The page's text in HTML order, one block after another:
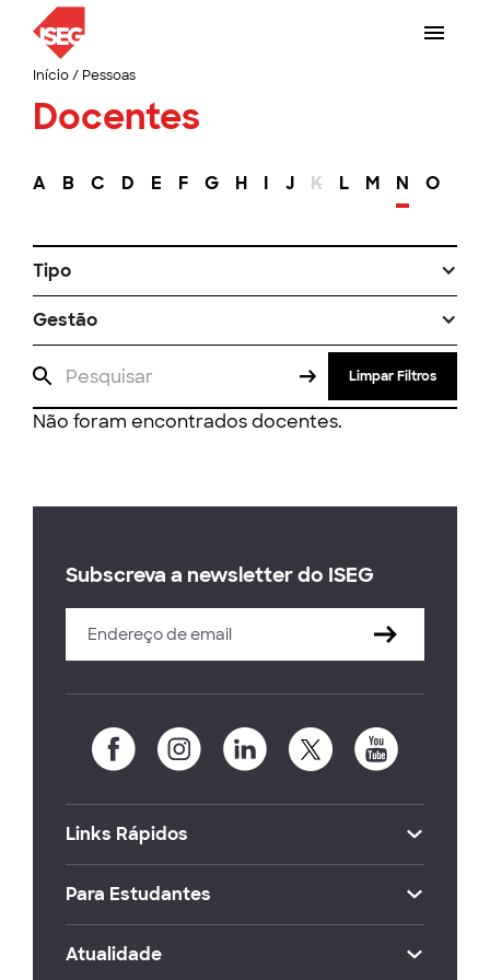
Início/ Pessoas
Docentes
A B C D E F G H I J K L M N O
Tipo
Gestão
Limpar Filtros
Não foram encontrados docentes.
Subscreva a newsletter do ISEG
Links Rápidos
Para Estudantes
Atualidade